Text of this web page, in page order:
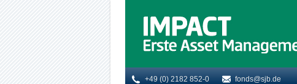
+49 (0) 2182 852-0 fonds@sjb.de